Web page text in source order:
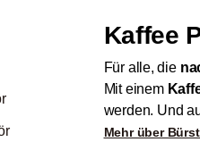
Kaffee
Für alle, die
Mit einem
werden. Und
Mehr über